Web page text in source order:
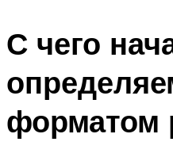
С чего
форматом